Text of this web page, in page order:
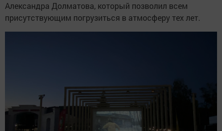
Александра Долматова, который позволил всем
присутствующим погрузиться в атмосферу тех лет.